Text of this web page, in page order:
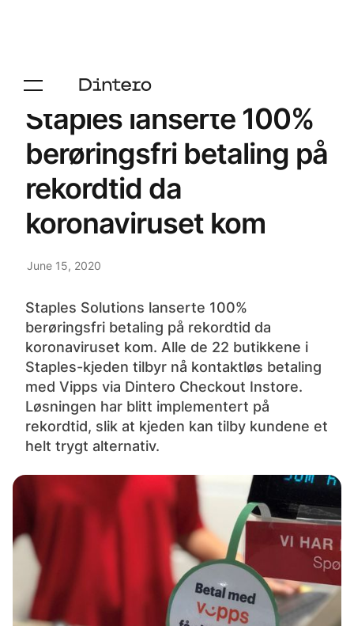
Staples lanserte 100%
berøringsfri betaling på
rekordtid da
koronaviruset kom
June 15, 2020
Staples Solutions lanserte 100%
berøringsfri betaling på rekordtid da
koronaviruset kom. Alle de 22 butikkene i
Staples-kjeden tilbyr nå kontaktløs betaling
med Vipps via Dintero Checkout Instore.
Løsningen har blitt implementert på
rekordtid, slik at kjeden kan tilby kundene et
helt trygt alternativ.